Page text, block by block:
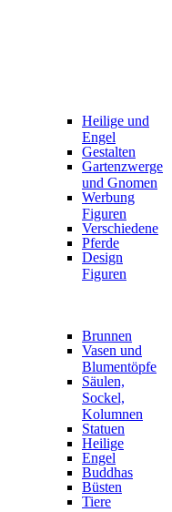
Heilige und
Engel
Gestalten
Gartenzwerge
und Gnomen
Werbung
Figuren
Verschiedene
Pferde
Design
Figuren
Brunnen
Vasen und
Blumentöpfe
Säulen,
Sockel,
Kolumnen
Statuen
Heilige
Engel
Buddhas
Büsten
Tiere